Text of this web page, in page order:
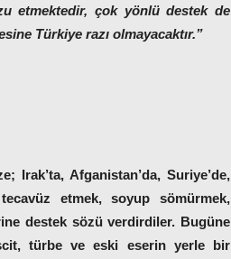
etmektedir, çok yönlü destek de
Türkiye razı olmayacaktır.”
Irak’ta, Afganistan’da, Suriye’de,
etmek, soyup sömürmek,
destek sözü verdirdiler. Bugüne
türbe ve eski eserin yerle bir